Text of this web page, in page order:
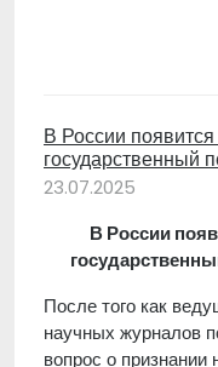
В России
государственный
23.07.2025
В России
После того как
научных журналов
вопрос о признании